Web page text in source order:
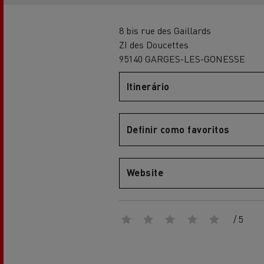
Renault Trucks Trafic Red EDITION
eléctrica
Vantagens da mobilidade
elétrica para camiões
A nossa visão
8 bis rue des Gaillards
ZI des Doucettes
95140 GARGES-LES-GONESSE
Itinerário
Definir como favoritos
Website
/ 5